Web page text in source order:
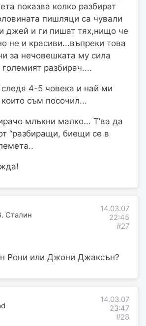
показва колко разбират
пишляци са чували
джей и ги пишат тях,нищо че
не и красиви...въпреки това
за нечовешката му сила
разбирач....
следя 4-5 човека и най ми
съм посочил...
млъкни малко... Т’ва да
“разбиращи, биещи се в
Сталин
14.03.07
22:45
#27
Рони или Джони Джаксън?
14.03.07
23:47
#28